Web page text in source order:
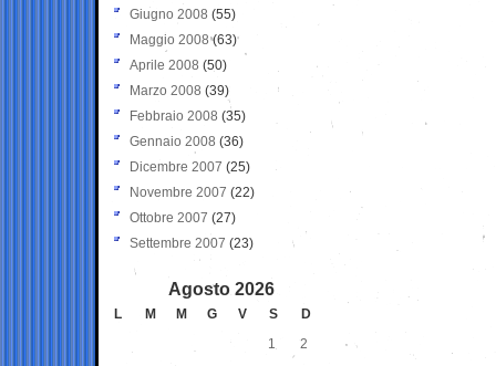
Giugno 2008 (55)
Maggio 2008(63)
Aprile 2008 (50)
Marzo 2008 (39)
Febbraio 2008 (35)
Gennaio 2008 (36)
Dicembre 2007 (25)
Novembre 2007 (22)
Ottobre 2007 (27)
Settembre 2007 (23)
Agosto 2026
L M M G V S
D
1
2